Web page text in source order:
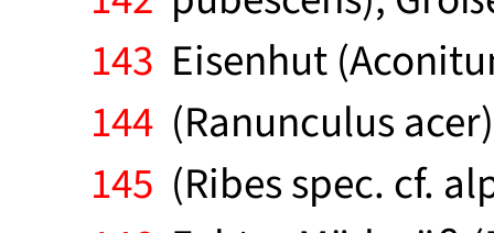
143 Eisenhut
144 (Ranunculus
145 (Ribes spec. cf.